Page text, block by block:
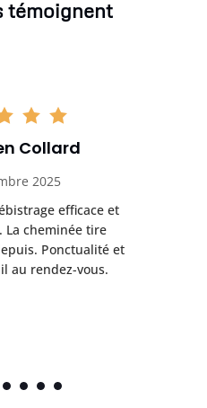
témoignent
Collard
2025
efficace et
La cheminée tire
Ponctualité et
au rendez-vous.